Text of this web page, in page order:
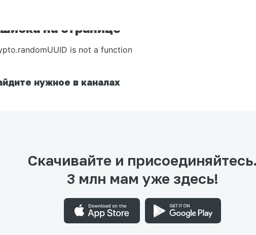
на странице
is not a function
нужное в каналах
Скачивайте и присоединяйтесь.
3 млн мам уже здесь!